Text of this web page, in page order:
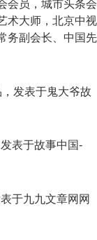
会员，城市头条会
术大师，北京中视
务副会长、中国先
发表于鬼大爷故
表于故事中国-
于九九文章网网